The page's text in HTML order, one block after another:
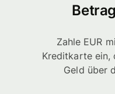
Zahle EUR
Kreditkarte ein,
Geld über